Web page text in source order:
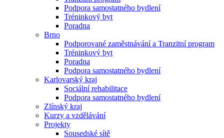
Podpora samostatného bydlení
Tréninkový byt
Poradna
Brno
Podporované zaměstnávání a Tranzitní program
Tréninkový byt
Poradna
Podpora samostatného bydlení
Karlovarský kraj
Sociální rehabilitace
Podpora samostatného bydlení
Zlínský kraj
Kurzy a vzdělávání
Projekty
Sousedské sítě